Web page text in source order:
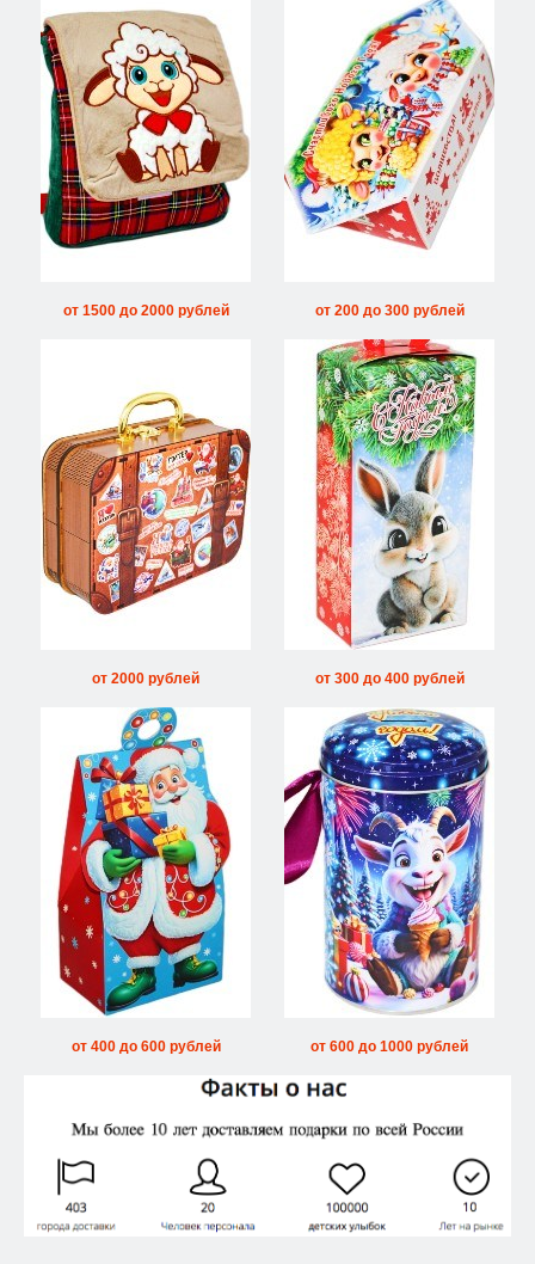
от 1500 до 2000 рублей от 200 до 300 рублей
от 2000 рублей от 300 до 400 рублей
от 400 до 600 рублей от 600 до 1000 рублей